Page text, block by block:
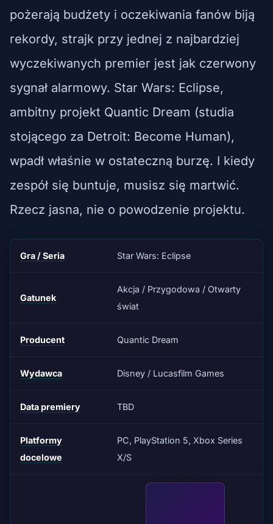
pożerają budżety i oczekiwania fanów biją
rekordy, strajk przy jednej z najbardziej
wyczekiwanych premier jest jak czerwony
sygnał alarmowy. Star Wars: Eclipse,
ambitny projekt Quantic Dream (studia
stojącego za Detroit: Become Human),
wpadł właśnie w ostateczną burzę. I kiedy
zespół się buntuje, musisz się martwić.
Rzecz jasna, nie o powodzenie projektu.
Gra / Seria Star Wars: Eclipse
Gatunek
Akcja / Przygodowa / Otwarty
świat
Producent Quantic Dream
Wydawca Disney / Lucasfilm Games
Data premiery TBD
Platformy
docelowe
PC, PlayStation 5, Xbox Series
X/S